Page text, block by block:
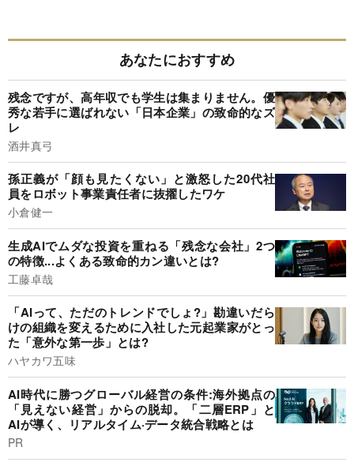
あなたにおすすめ
残念ですが、高年収でも学生は集まりません。優
秀な若手に選ばれない「日本企業」の致命的なズ
レ
酒井真弓
孫正義が「顔も見たくない」と激怒した20代社
員をロボット事業責任者に抜擢したワケ
小倉健一
生成AIでムダな投資を重ねる「残念な会社」2つ
の特徴...よくある致命的カン違いとは?
工藤卓哉
「AIって、ただのトレンドでしょ?」勘違いだら
けの組織を変えるために入社した元起業家がとっ
た「意外な第一歩」とは?
ハヤカワ五味
AI時代に勝つグローバル経営の条件:海外拠点の
「見えない経営」からの脱却。「二層ERP」と
AIが導く、リアルタイム·データ統合戦略とは
PR